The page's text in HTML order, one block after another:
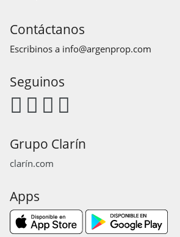
Contáctanos
Escribinos a info@argenprop.com
Seguinos
Grupo Clarín
clarín.com
Apps